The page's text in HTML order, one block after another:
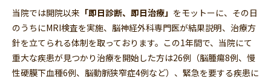
当院では開院以来 「即日診断、即日治療」 をモットーに、その日
のうちにMRI検査を実施、脳神経外科専門医が結果説明、治療方
針を立てられる体制を取っております。この1年間で、当院にて
重大な疾患が見つかり治療を開始した方は26例（脳腫瘍8例、慢
性硬膜下血種6例、脳動脈狭窄症4例など）、緊急を要する疾患に